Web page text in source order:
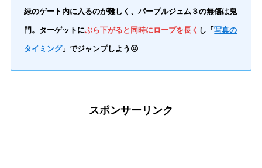
緑のゲート内に入るのが難しく、パープルジェム３の無傷は鬼
門。ターゲットにぶら下がると同時にロープを長く し「写真の
タイミング」でジャンプしよう😖
スポンサーリンク